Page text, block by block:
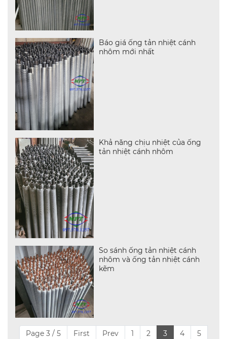
Báo giá ống tản nhiệt cánh
nhôm mới nhất
Khả năng chịu nhiệt của ống
tản nhiệt cánh nhôm
So sánh ống tản nhiệt cánh
nhôm và ống tản nhiệt cánh
kẽm
Page 3 / 5 First Prev 1 2 3 4
5